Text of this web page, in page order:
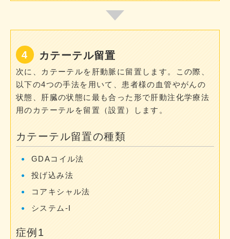
カテーテル留置
次に、カテーテルを肝動脈に留置します。この際、
以下の4つの手法を用いて、患者様の血管やがんの
状態、肝臓の状態に最も合った形で肝動注化学療法
用のカテーテルを留置（設置）します。
カテーテル留置の種類
GDAコイル法
投げ込み法
コアキシャル法
システム-I
症例1